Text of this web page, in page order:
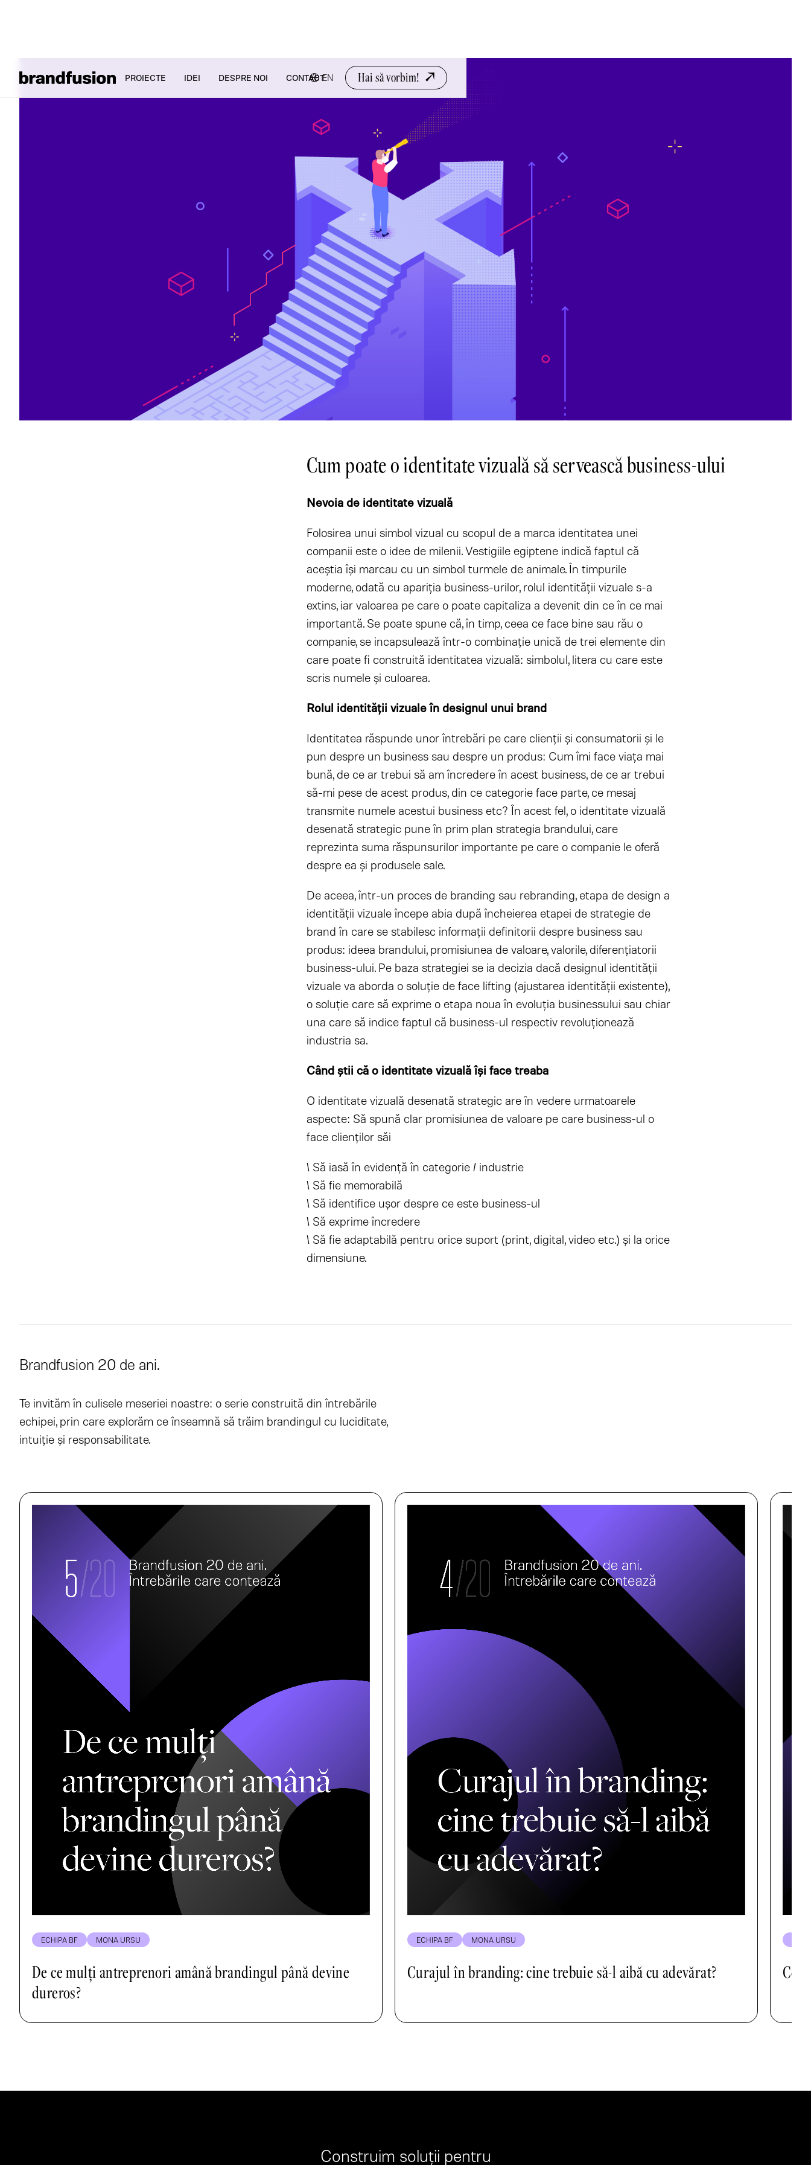
PROIECTE IDEI DESPRE NOI CONTACTEN Hai să vorbim!
Cum poate o identitate vizuală să servească business-ului
Nevoia de identitate vizuală​
Folosirea unui simbol vizual cu scopul de a marca identitatea unei
companii este o idee de milenii. Vestigiile egiptene indică faptul că
aceștia își marcau cu un simbol turmele de animale. În timpurile
moderne, odată cu apariția business-urilor, rolul identității vizuale s-a
extins, iar valoarea pe care o poate capitaliza a devenit din ce în ce mai
importantă. Se poate spune că, în timp, ceea ce face bine sau rău o
companie, se incapsulează într-o combinație unică de trei elemente din
care poate fi construită identitatea vizuală: simbolul, litera cu care este
scris numele și culoarea.
Rolul identităţii vizuale în designul unui brand
Identitatea răspunde unor întrebări pe care clienții și consumatorii și le
pun despre un business sau despre un produs: Cum îmi face viața mai
bună, de ce ar trebui să am încredere în acest business, de ce ar trebui
să-mi pese de acest produs, din ce categorie face parte, ce mesaj
transmite numele acestui business etc? În acest fel, o identitate vizuală
desenată strategic pune în prim plan strategia brandului, care
reprezinta suma răspunsurilor importante pe care o companie le oferă
despre ea și produsele sale.
De aceea, într-un proces de branding sau rebranding, etapa de design a
identității vizuale începe abia după încheierea etapei de strategie de
brand în care se stabilesc informații definitorii despre business sau
produs: ideea brandului, promisiunea de valoare, valorile, diferențiatorii
business-ului. Pe baza strategiei se ia decizia dacă designul identității
vizuale va aborda o soluție de face lifting (ajustarea identității existente),
o soluție care să exprime o etapa noua în evoluția businessului sau chiar
una care să indice faptul că business-ul respectiv revoluționează
industria sa.
Când ştii că o identitate vizuală îşi face treaba​
O identitate vizuală desenată strategic are în vedere urmatoarele
aspecte: Să spună clar promisiunea de valoare pe care business-ul o
face clienților săi
\ Să iasă în evidență în categorie / industrie
\ Să fie memorabilă
\ Să identifice ușor despre ce este business-ul
\ Să exprime încredere
\ Să fie adaptabilă pentru orice suport (print, digital, video etc.) și la orice
dimensiune.
Brandfusion 20 de ani.
Te invităm în culisele meseriei noastre: o serie construită din întrebările
echipei, prin care explorăm ce înseamnă să trăim brandingul cu luciditate,
intuiție și responsabilitate.
ECHIPA BF MONA URSU
De ce mulți antreprenori amână brandingul până devine
dureros?
ECHIPA BF MONA URSU
Curajul în branding: cine trebuie să-l aibă cu adevărat? Ce
Construim soluții pentru